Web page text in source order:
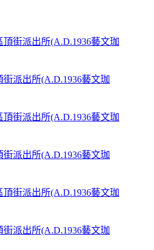
派出所(A.D.1936藝文珈
派出所(A.D.1936藝文珈
派出所(A.D.1936藝文珈